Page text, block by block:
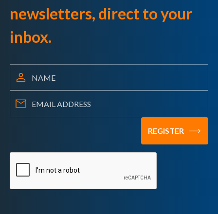
newsletters, direct to your
inbox.